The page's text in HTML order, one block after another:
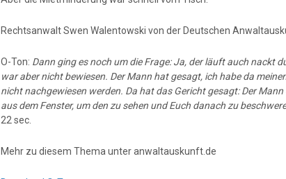
Rechtsanwalt Swen Walentowski von der Deutschen
O-Ton: Dann ging es noch um die Frage: Ja, der läuft auch nackt
war aber nicht bewiesen. Der Mann hat gesagt, ich habe da
nicht nachgewiesen werden. Da hat das Gericht gesagt: Der
aus dem Fenster, um den zu sehen und Euch danach zu
22 sec.
Mehr zu diesem Thema unter anwaltauskunft.de